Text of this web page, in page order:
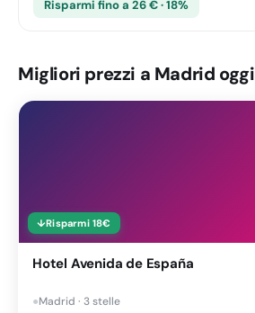
Risparmi fino a 26 € · 18%
Migliori prezzi a Madrid oggi
↓Risparmi 18€
Hotel Avenida de España
●Madrid · 3 stelle